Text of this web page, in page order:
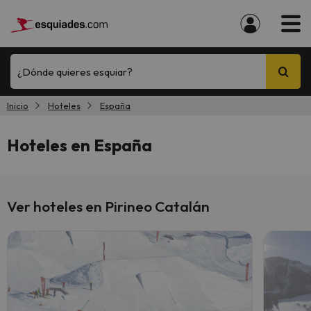
¿Dónde quieres esquiar?
Inicio Hoteles España
Hoteles en España
Ver hoteles en Pirineo Catalán